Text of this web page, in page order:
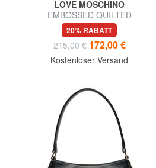
LOVE MOSCHINO
EMBOSSED QUILTED
Schultertasche, gesteppt
20% RABATT
215,00 € 172,00 €
Kostenloser Versand